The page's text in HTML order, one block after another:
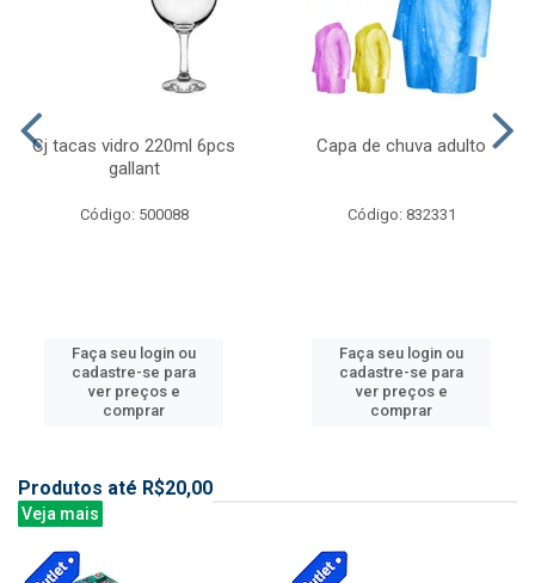
Cj tacas vidro 220ml 6pcs
gallant
Código: 500088
Faça seu login ou
cadastre-se para
ver preços e
comprar
Capa de chuva adulto
Código: 832331
Faça seu login ou
cadastre-se para
ver preços e
comprar
Produtos até R$20,00
Veja mais